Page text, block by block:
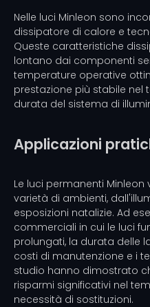
Nelle luci Minleon sono
dissipatore di calore e
Queste caratteristiche
lontano dai componenti
temperature operative
prestazione più stabile
durata del sistema di
Applicazioni
Le luci permanenti
varietà di ambienti,
esposizioni natalizie. Ad
commerciali in cui le luci
prolungati, la durata delle
costi di manutenzione e i
studio hanno dimostrato
risparmi significativi nel
necessità di sostituzioni.